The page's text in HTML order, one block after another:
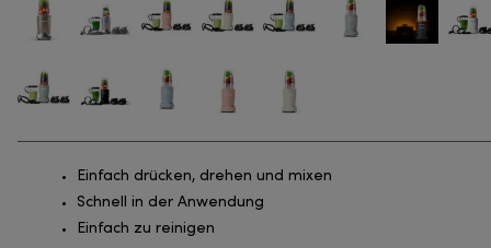
Einfach drücken, drehen und mixen
Schnell in der Anwendung
Einfach zu reinigen